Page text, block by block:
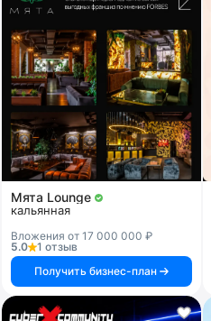
Мята Lounge
кальянная
Вложения от 17 000 000 ₽
5.0
1 отзыв
Получить бизнес-план